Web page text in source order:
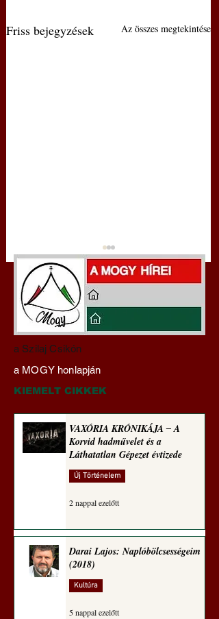
Friss bejegyzések Az összes megtekintése
Darai Lajos:
Naplóbölcsességeim
(2023)
a Szilaj Csikón
a MOGY honlapján
KIEMELT CIKKEK
VAXÓRIA KRÓNIKÁJA ‒ A
Korvid hadművelet és a
Láthatatlan Gépezet évtizede
Új Történelem
2 nappal ezelőtt
Darai Lajos: Naplóbölcsességeim
(2018)
Kultúra
5 nappal ezelőtt